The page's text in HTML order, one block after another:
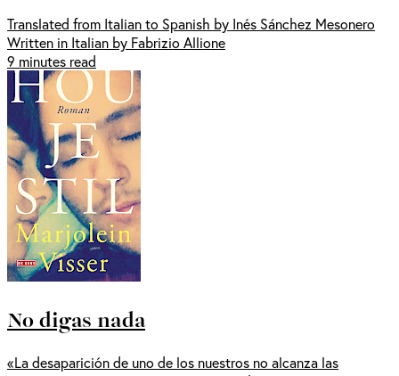
Translated from Italian to Spanish by Inés Sánchez Mesonero
Written in Italian by Fabrizio Allione
9 minutes read
No digas nada
«La desaparición de uno de los nuestros no alcanza las